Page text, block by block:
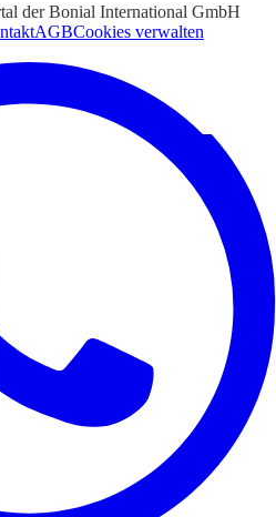
der Bonial International GmbH
AGBCookies verwalten